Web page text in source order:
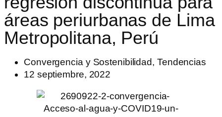
áreas periurbanas de Lima
Metropolitana, Perú
Convergencia y Sostenibilidad, Tendencias
12 septiembre, 2022